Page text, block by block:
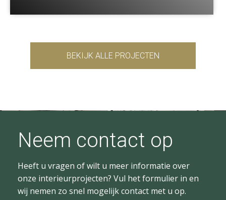
BEKIJK ALLE PROJECTEN
Neem contact op
Heeft u vragen of wilt u meer informatie over
onze interieurprojecten? Vul het formulier in en
wij nemen zo snel mogelijk contact met u op.